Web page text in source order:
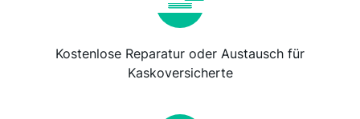
Kostenlose Reparatur oder Austausch für
Kaskoversicherte